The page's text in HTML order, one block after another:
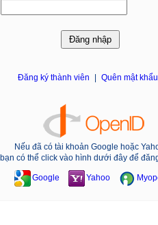
Đăng ký thành viên Quên mật
Nếu đã có tài khoản Google hoặc
bạn có thể click vào hình dưới đây để
Google Yahoo